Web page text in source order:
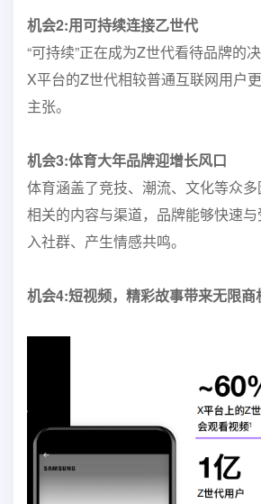
机会2:用可持续连接乙世代
“可持续”正在成为Z世代看待品牌的
X平台的Z世代相较普通互联网用户
主张。
机会3:体育大年品牌迎增长风口
体育涵盖了竞技、潮流、文化等众
相关的内容与渠道，品牌能够快速
入社群、产生情感共鸣。
机会4:短视频，精彩故事带来无限商